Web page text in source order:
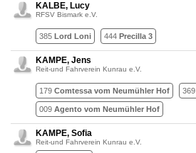
KALBE, Lucy
RFSV Bismark e.V.
385 Lord Loni 444 Precilla 3
KAMPE, Jens
Reit-und Fahrverein Kunrau e.V.
179 Comtessa vom Neumühler Hof 369
009 Agento vom Neumühler Hof
KAMPE, Sofia
Reit-und Fahrverein Kunrau e.V.